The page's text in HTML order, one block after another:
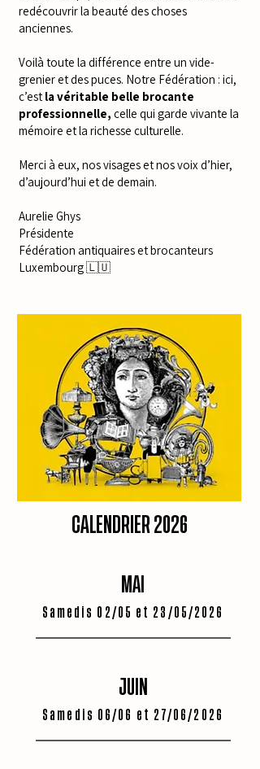
redécouvrir la beauté des choses
anciennes.
Voilà toute la différence entre un vide-
grenier et des puces. Notre Fédération : ici,
c’est la véritable belle brocante
professionnelle, celle qui garde vivante la
mémoire et la richesse culturelle.
Merci à eux, nos visages et nos voix d’hier,
d’aujourd’hui et de demain.
Aurelie Ghys
Présidente
Fédération antiquaires et brocanteurs
Luxembourg 🇱🇺
CALENDRIER 2026
MAI
Samedis 02/05 et 23/05/2026
JUIN
Samedis 06/06 et 27/06/2026